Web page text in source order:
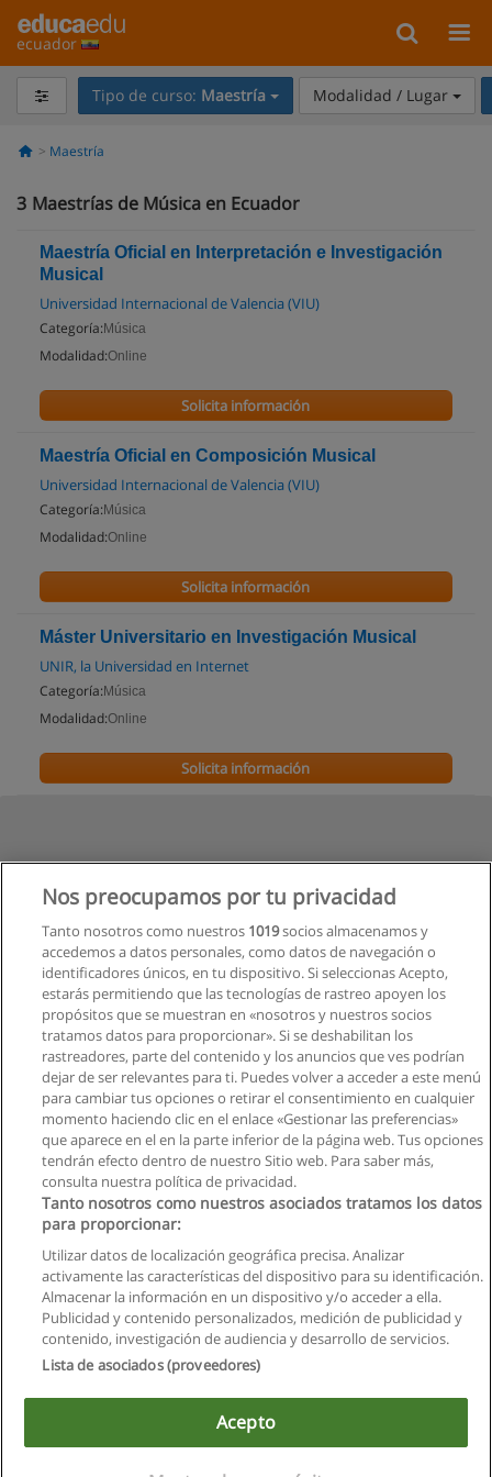
ecuador
Tipo de curso: Maestría Modalidad / Lugar
Maestría
3 Maestrías de Música en Ecuador
Maestría Oficial en Interpretación e Investigación
Musical
Universidad Internacional de Valencia (VIU)
Categoría: Música
Modalidad:Online
Solicita información
Maestría Oficial en Composición Musical
Universidad Internacional de Valencia (VIU)
Categoría: Música
Modalidad:Online
Solicita información
Máster Universitario en Investigación Musical
UNIR, la Universidad en Internet
Categoría: Música
Modalidad:Online
Solicita información
Reglas de uso
Privacidad de datos
Copyright © Educaedu Business S.L. - CIF : B-95610580: -
www.educaedu.com.ec
Nos preocupamos por tu privacidad
Tanto nosotros como nuestros 1019socios almacenamos y
accedemos a datos personales, como datos de navegación o
identificadores únicos, en tu dispositivo. Si seleccionas Acepto,
estarás permitiendo que las tecnologías de rastreo apoyen los
propósitos que se muestran en «nosotros y nuestros socios
tratamos datos para proporcionar». Si se deshabilitan los
rastreadores, parte del contenido y los anuncios que ves podrían
dejar de ser relevantes para ti. Puedes volver a acceder a este menú
para cambiar tus opciones o retirar el consentimiento en cualquier
momento haciendo clic en el enlace «Gestionar las preferencias»
que aparece en el en la parte inferior de la página web. Tus opciones
tendrán efecto dentro de nuestro Sitio web. Para saber más,
consulta nuestra política de privacidad.
Tanto nosotros como nuestros asociados tratamos los datos
para proporcionar:
Utilizar datos de localización geográfica precisa. Analizar
activamente las características del dispositivo para su identificación.
Almacenar la información en un dispositivo y/o acceder a ella.
Publicidad y contenido personalizados, medición de publicidad y
contenido, investigación de audiencia y desarrollo de servicios.
Lista de asociados (proveedores)
Acepto